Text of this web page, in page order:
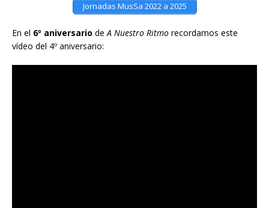
Jornadas MusSa 2022 a 2025
En el 6º aniversario de A Nuestro Ritmo recordamos este
vídeo del 4º aniversario: